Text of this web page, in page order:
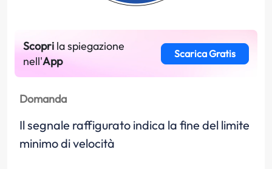
Scopri la spiegazione
nell'App
Scarica Gratis
Domanda
Il segnale raffigurato indica la fine del limite
minimo di velocità